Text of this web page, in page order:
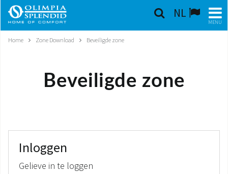
NL
MENU
NEDERLANDSE
LUCHTBEHANDELING
GEÏNTEGREERDE SYSTEMEN
Home Zone Download Beveiligde zone
Beveiligde zone
Inloggen
Gelieve in te loggen